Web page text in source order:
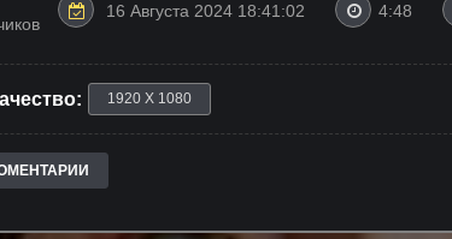
16 Августа 2024 18:41:02 4:48
1920 X 1080